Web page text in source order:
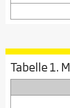
Tabelle 1.